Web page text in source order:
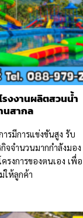
รงงานผลิตสวนน้ำ
นสากล
รมีการแข่งขันสูง รับ
กิจจำนวนมากกำลังมอง
รงการของตนเอง เพื่อ
ให้ลูกค้า